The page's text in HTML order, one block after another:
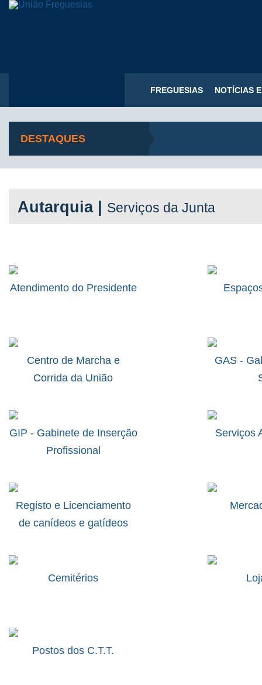
FREGUESIAS NOTÍCIAS
DESTAQUES
Autarquia | Serviços da Junta
Atendimento do Presidente
Centro de Marcha e
Corrida da União
GAS -
GIP - Gabinete de Inserção
Profissional
Serviços
Registo e Licenciamento
de canídeos e gatídeos
Cemitérios
Postos dos C.T.T.